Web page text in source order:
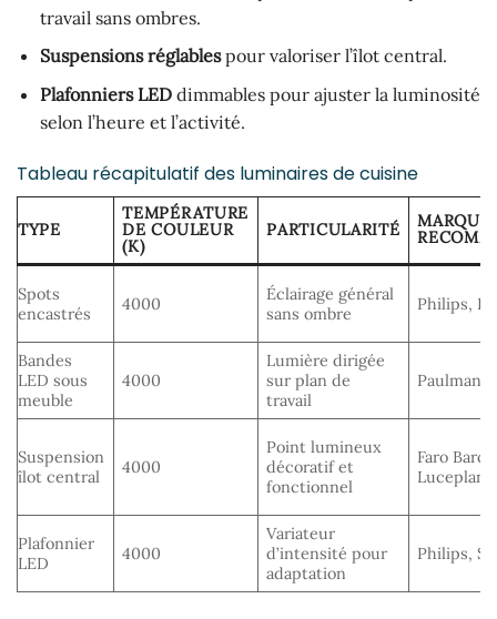
travail sans ombres.
Suspensions réglablespour valoriser l’îlot central.
Plafonniers LEDdimmables pour ajuster la luminosité
selon l’heure et l’activité.
Tableau récapitulatif des luminaires de cuisine
TYPE
TEMPÉRATURE
DE COULEUR
(K)
PARTICULARITÉ
Spots
encastrés
4000
Éclairage général
sans ombre
Philips,
Bandes
LED sous
meuble
4000
Lumière dirigée
sur plan de
travail
Suspension
îlot central
4000
Point lumineux
décoratif et
fonctionnel
Faro
Luceplan
Plafonnier
LED
4000
Variateur
d’intensité pour
adaptation
Philips,